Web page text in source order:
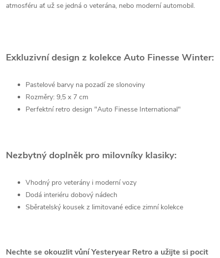
atmosféru ať už se jedná o veterána, nebo moderní automobil.
Exkluzivní design z kolekce Auto Finesse Winter:
Pastelové barvy na pozadí ze slonoviny
Rozměry: 9,5 x 7 cm
Perfektní retro design "Auto Finesse International"
Nezbytný doplněk pro milovníky klasiky:
Vhodný pro veterány i moderní vozy
Dodá interiéru dobový nádech
Sběratelský kousek z limitované edice zimní kolekce
Nechte se okouzlit vůní Yesteryear Retro a užijte si pocit